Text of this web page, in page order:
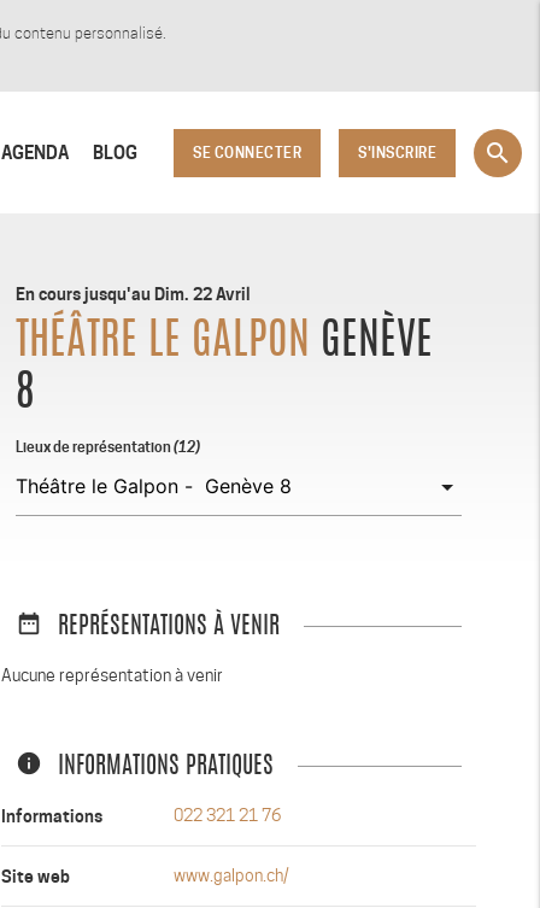
contenu personnalisé.
SE CONNECTER S'INSCRIRE search
AGENDA BLOG
En cours jusqu'au Dim. 22 Avril
THÉÂTRE LE GALPON GENÈVE
8
Lieux de représentation(12)
date_range REPRÉSENTATIONS À VENIR
Aucune représentation à venir
info INFORMATIONS PRATIQUES
Informations 022 321 21 76
Site web www.galpon.ch/